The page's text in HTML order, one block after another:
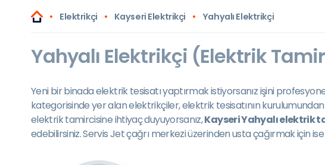
Elektrikçi Kayseri Elektrikçi Yahyalı Elektrikçi
Yahyalı Elektrikçi (Elektrik
Yeni bir binada elektrik tesisatı yaptırmak istiyorsanız işini
kategorisinde yer alan elektrikçiler, elektrik tesisatının
elektrik tamircisine ihtiyaç duyuyorsanız,Kayseri Yahyalı elektrik
edebilirsiniz. Servis Jet çağrı merkezi üzerinden usta çağırmak için